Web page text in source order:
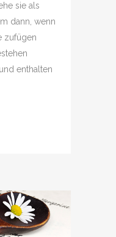
sie als
dann, wenn
zufügen
enthalten